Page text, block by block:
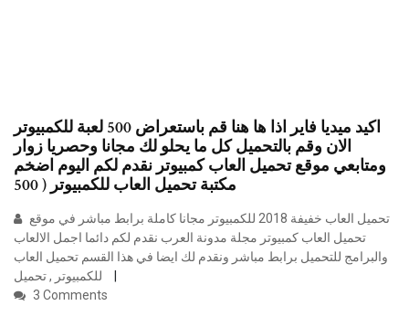
اكيد ميديا فاير اذا ها هنا قم باستعراض 500 لعبة للكمبيوتر
الان وقم بالتحميل كل ما يحلو لك مجانا وحصريا زوار
ومتابعي موقع تحميل العاب كمبيوتر نقدم لكم اليوم اضخم
مكتبة تحميل العاب للكمبيوتر ( 500
تحميل العاب كمبيوتر مجلة مدونة العرب نقدم لكم دائما اجمل الالعاب
والبرامج للتحميل برابط مباشر ونقدم لك ايضا في هذا القسم تحميل العاب
3 Comments